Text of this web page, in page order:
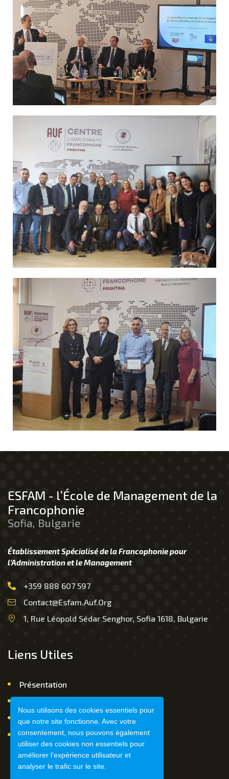
Nous utilisons des cookies essentiels pour
que notre site fonctionne. Avec votre
consentement, nous pouvons également
utiliser des cookies non essentiels pour
améliorer l'expérience utilisateur et
analyser le trafic sur le site.
ESFAM - l’École de Management de la
Francophonie
Sofia, Bulgarie
Établissement Spécialisé de la Francophonie pour
l’Administration et le Management
+359 888 607 597
Contact@esfam.auf.org
1, Rue Léopold Sédar Senghor, Sofia 1618, Bulgarie
Liens Utiles
Présentation
Mentions légales